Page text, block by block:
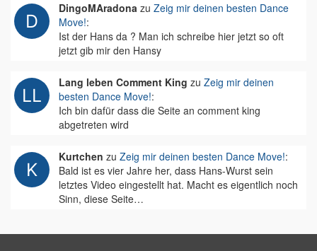
DingoMAradona zu Zeig mir deinen besten Dance
Move!:
Ist der Hans da ? Man ich schreibe hier jetzt so oft
jetzt gib mir den Hansy
Lang leben Comment King zu Zeig mir deinen
besten Dance Move!:
Ich bin dafür dass die Seite an comment king
abgetreten wird
Kurtchen zu Zeig mir deinen besten Dance Move!:
Bald ist es vier Jahre her, dass Hans-Wurst sein
letztes Video eingestellt hat. Macht es eigentlich noch
Sinn, diese Seite…